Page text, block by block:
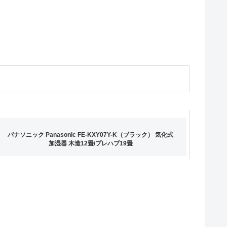
パナソニック Panasonic FE-KXY07Y-K（ブラック） 気化式
加湿器 木造12畳/プレハブ19畳